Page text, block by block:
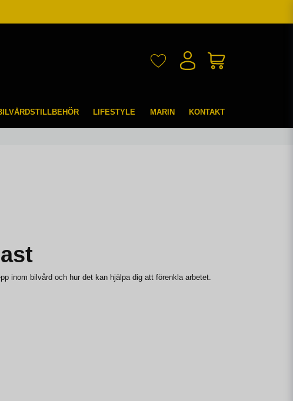
LIFESTYLE MARIN KONTAKT
inom bilvård och hur det kan hjälpa dig att förenkla arbetet.